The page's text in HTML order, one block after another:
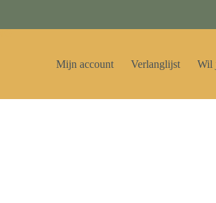
Mijn account Verlanglijst Wil